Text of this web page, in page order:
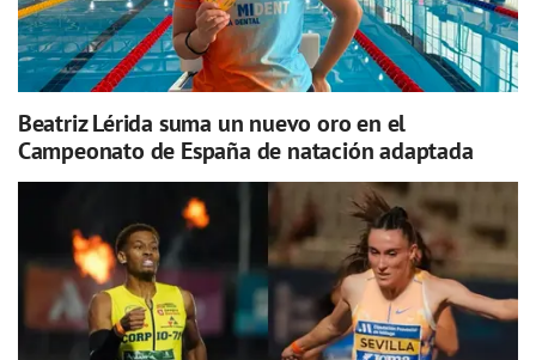
Beatriz Lérida suma un nuevo oro en el
Campeonato de España de natación adaptada